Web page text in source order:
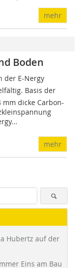
mehr
Boden
E-Nergy
Basis der
mm dicke Carbon-
mehr
Hubertz auf der
Eins am Bau